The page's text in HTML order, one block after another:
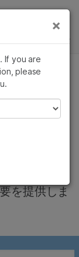
リー
の1999年
を提供しま
×
If you are
please
×
コロジー